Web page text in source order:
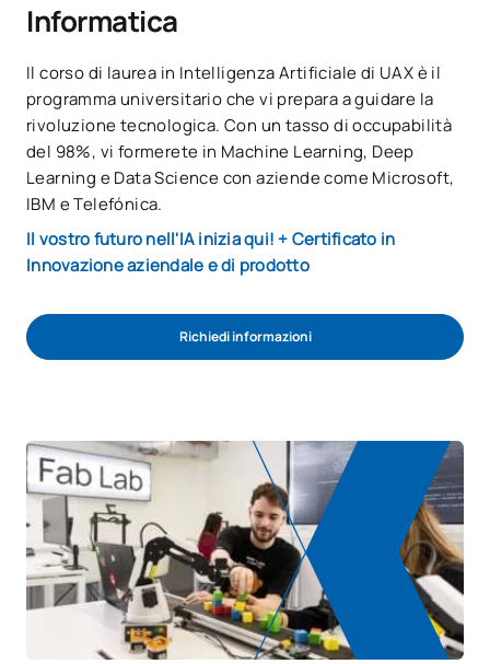
Borse di studio
Informatica
Il corso di laurea in Intelligenza Artificiale di UAX è il
programma universitario che vi prepara a guidare la
rivoluzione tecnologica. Con un tasso di occupabilità
del 98%, vi formerete in Machine Learning, Deep
Learning e Data Science con aziende come Microsoft,
IBM e Telefónica.
Il vostro futuro nell'IA inizia qui! + Certificato in
Innovazione aziendale e di prodotto
Richiedi informazioni